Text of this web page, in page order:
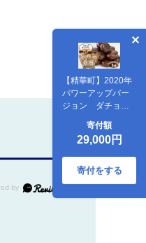
【精華町】2020年
パワーアップバー
ジョン ダチョウ
袋セット〉
寄付額
29,000円
寄付をする